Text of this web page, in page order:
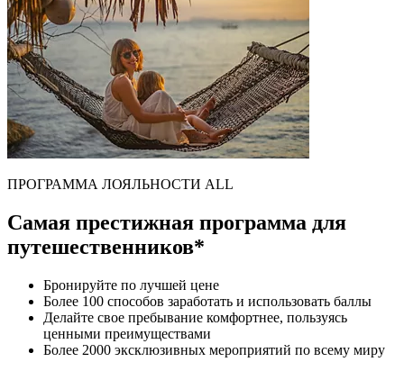
ПРОГРАММА ЛОЯЛЬНОСТИ ALL
Самая престижная программа для
путешественников*
Бронируйте по лучшей цене
Более 100 способов заработать и использовать баллы
Делайте свое пребывание комфортнее, пользуясь
ценными преимуществами
Более 2000 эксклюзивных мероприятий по всему миру